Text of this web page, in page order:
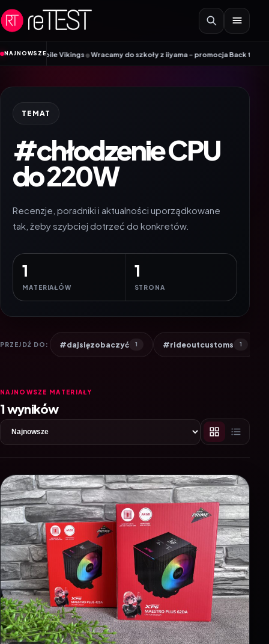
Przejdź do treści
NAJNOWSZE
Mobile Vikings•Wracamy do szkoły z iiyama – promocja Back to School
TEMAT
#chłodzenie CPU
do 220W
Recenzje, poradniki i aktualności uporządkowane
tak, żeby szybciej dotrzeć do konkretów.
1
MATERIAŁÓW
1
STRONA
PRZEJDŹ DO: #dajsięzobaczyć 1 #rideoutcustoms 1
NAJNOWSZE MATERIAŁY
1 wyników